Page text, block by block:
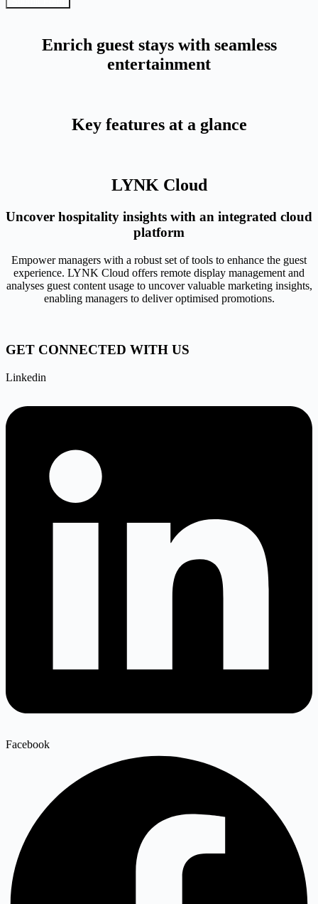
Enrich guest stays with seamless
entertainment
Key features at a glance
LYNK Cloud
Uncover hospitality insights with an integrated cloud
platform
Empower managers with a robust set of tools to enhance the guest
experience. LYNK Cloud offers remote display management and
analyses guest content usage to uncover valuable marketing insights,
enabling managers to deliver optimised promotions.
GET CONNECTED WITH US
Linkedin
Facebook